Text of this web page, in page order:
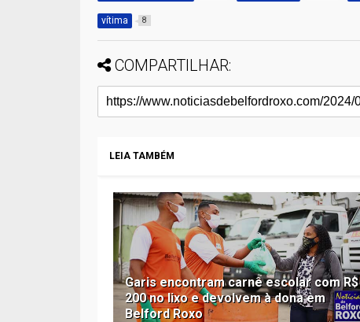
vítima 8
COMPARTILHAR:
LEIA TAMBÉM
Garis encontram carnê escolar com R$
200 no lixo e devolvem à dona em
Belford Roxo